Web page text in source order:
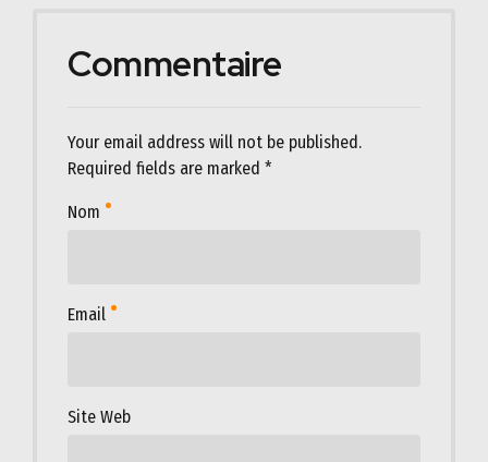
Commentaire
Your email address will not be published.
Required fields are marked *
Nom
Email
Site Web